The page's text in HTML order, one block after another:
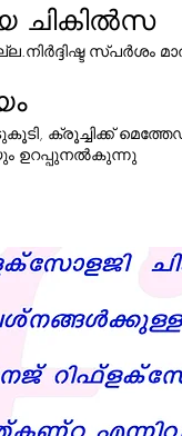
ചികിൽസ
ക്രൂച്ചിക്ക്
ഉറപ്പുനൽകുന്നു